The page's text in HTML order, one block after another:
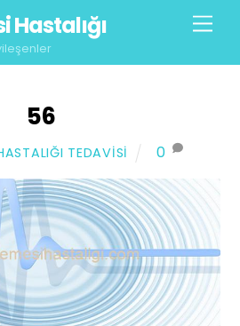
Hastalığı
56
TEDAVISI 0